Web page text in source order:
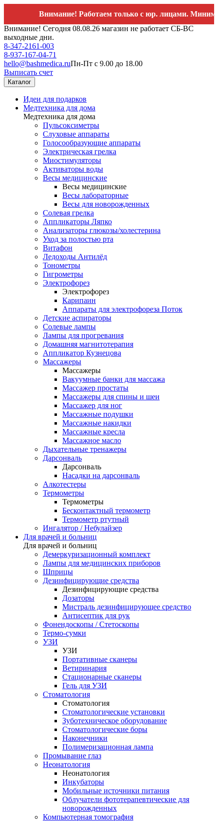
Внимание! Работаем только с юр. лицами.
Внимание! Сегодня 08.08.26 магазин не работает СБ-ВС
выходные дни.
8-347-2161-003
8-937-167-04-71
hello@bashmedica.ruПн-Пт с 9.00 до 18.00
Выписать счет
Каталог
Идеи для подарков
Медтехника для дома
Медтехника для дома
Пульсоксиметры
Слуховые аппараты
Голосообразующие аппараты
Электрическая грелка
Миостимуляторы
Активаторы воды
Весы медицинские
Весы медицинские
Весы лабораторные
Весы для новорожденных
Солевая грелка
Аппликаторы Ляпко
Анализаторы глюкозы/холестерина
Уход за полостью рта
Витафон
Ледоходы Антилёд
Тонометры
Гигрометры
Электрофорез
Электрофорез
Карипаин
Аппараты для электрофореза Поток
Детские аспираторы
Солевые лампы
Лампы для прогревания
Домашняя магнитотерапия
Аппликатор Кузнецова
Массажеры
Массажеры
Вакуумные банки для массажа
Массажер простаты
Массажеры для спины и шеи
Массажер для ног
Массажные подушки
Массажные накидки
Массажные кресла
Массажное масло
Дыхательные тренажеры
Дарсонваль
Дарсонваль
Насадки на дарсонваль
Алкотестеры
Термометры
Термометры
Бесконтактный термометр
Термометр ртутный
Ингалятор / Небулайзер
Для врачей и больниц
Для врачей и больниц
Демеркуризационный комплект
Лампы для медицинских приборов
Шприцы
Дезинфицирующие средства
Дезинфицирующие средства
Дозаторы
Мистраль дезинфицирующее средство
Антисептик для рук
Фонендоскопы / Стетоскопы
Термо-сумки
УЗИ
УЗИ
Портативные сканеры
Ветиринария
Стационарные сканеры
Гель для УЗИ
Стоматология
Стоматология
Стоматологические установки
Зуботехническое оборудование
Стоматологические боры
Наконечники
Полимеризационная лампа
Промывание глаз
Неонатология
Неонатология
Инкубаторы
Мобильные источники питания
Облучатели фототерапевтические для
новорожденных
Компьютерная томография